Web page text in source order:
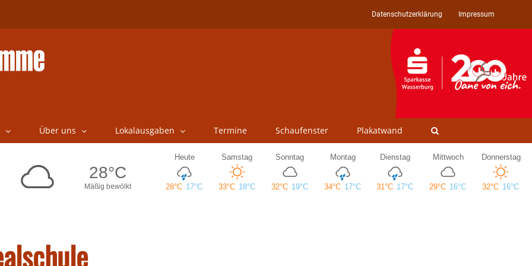
Datenschutzerklärung Impressum
Über uns Lokalausgaben Termine Schaufenster Plakatwand